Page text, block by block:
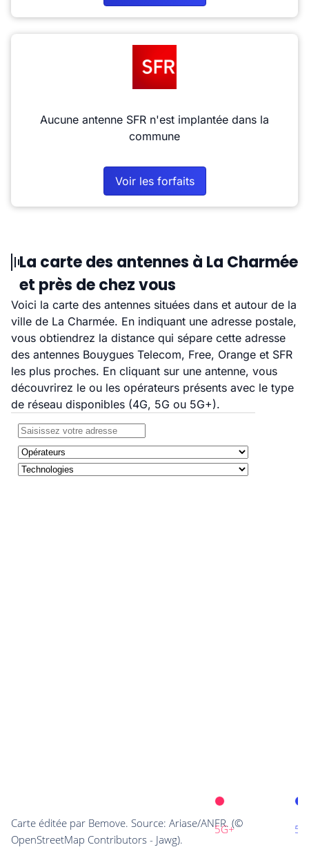
Aucune antenne SFR n'est implantée dans la
commune
Voir les forfaits
La carte des antennes à La Charmée
et près de chez vous
Voici la carte des antennes situées dans et autour de la
ville de La Charmée. En indiquant une adresse postale,
vous obtiendrez la distance qui sépare cette adresse
des antennes Bouygues Telecom, Free, Orange et SFR
les plus proches. En cliquant sur une antenne, vous
découvrirez le ou les opérateurs présents avec le type
de réseau disponibles (4G, 5G ou 5G+).